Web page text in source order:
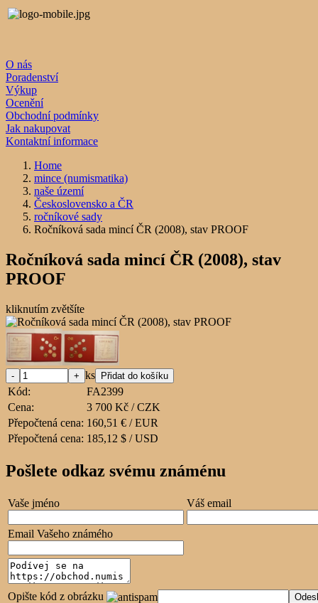
O nás
Poradenství
Výkup
Ocenění
Obchodní podmínky
Jak nakupovat
Kontaktní informace
Home
mince (numismatika)
naše území
Československo a ČR
ročníkové sady
Ročníková sada mincí ČR (2008), stav PROOF
Ročníková sada mincí ČR (2008), stav
PROOF
kliknutím zvětšíte
ks
Kód:
FA2399
Cena:
3 700 Kč / CZK
Přepočtená cena: 160,51 € / EUR
Přepočtená cena: 185,12 $ / USD
Pošlete odkaz svému známénu
Vaše jméno Váš email
Email Vašeho známého
Opište kód z obrázku